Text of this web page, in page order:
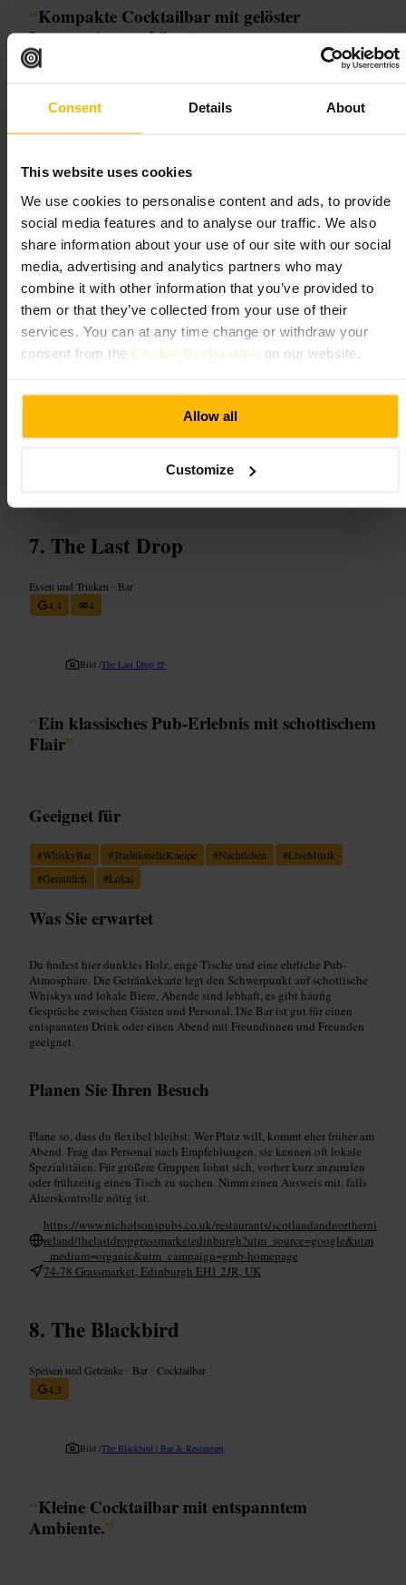
Consent Details About
This website uses cookies
We use cookies to personalise content and ads, to provide
social media features and to analyse our traffic. We also
share information about your use of our site with our social
media, advertising and analytics partners who may
combine it with other information that you’ve provided to
them or that they’ve collected from your use of their
services. You can at any time change or withdraw your
consent from the Cookie Declaration on our website.
Allow all
Customize
“Kompakte Cocktailbar mit gelöster
Lounge‑Atmosphäre.”
Geeignet für
#Afterwork
Was Sie erwartet
Eine intime Bar mit Fokus auf sorgfältig zubereiteten Getränken und
persönlichem Service. Die Stimmung ist eher ruhig bis gesellig, je nach
Abend. Plätze am Tresen und kleine Tische dominieren den Raum,
laute Partys sind hier nicht das Hauptthema.
Planen Sie Ihren Besuch
Reservieren Sie, wenn Sie abends kommen oder mit mehreren Personen
unterwegs sind. Kommen Sie eher früher, wenn Sie einen ruhigeren
The Last Drop
Essen und Trinken • Bar
4,4
4
Bild /The Last Drop 🍺
“Ein klassisches Pub-Erlebnis mit schottischem
Flair”
Geeignet für
#WhiskyBar #TraditionelleKneipe #Nachtleben #LiveMusik
#Gemütlich #Lokal
Was Sie erwartet
Du findest hier dunkles Holz, enge Tische und eine ehrliche Pub-
Atmosphäre. Die Getränkekarte legt den Schwerpunkt auf schottische
Whiskys und lokale Biere. Abende sind lebhaft, es gibt häufig
Gespräche zwischen Gästen und Personal. Die Bar ist gut für einen
entspannten Drink oder einen Abend mit Freundinnen und Freunden
geeignet.
Planen Sie Ihren Besuch
Plane so, dass du flexibel bleibst: Wer Platz will, kommt eher früher am
Abend. Frag das Personal nach Empfehlungen, sie kennen oft lokale
Spezialitäten. Für größere Gruppen lohnt sich, vorher kurz anzurufen
oder frühzeitig einen Tisch zu suchen. Nimm einen Ausweis mit, falls
Alterskontrolle nötig ist.
https://www.nicholsonspubs.co.uk/restaurants/scotlandandnortherni
reland/thelastdropgrassmarketedinburgh?utm_source=google&utm
_medium=organic&utm_campaign=gmb-homepage
74-78 Grassmarket, Edinburgh EH1 2JR, UK
The Blackbird
Speisen und Getränke • Bar •Cocktailbar
4,3
Bild /The Blackbird | Bar & Restaurant
“Kleine Cocktailbar mit entspanntem
Ambiente.”